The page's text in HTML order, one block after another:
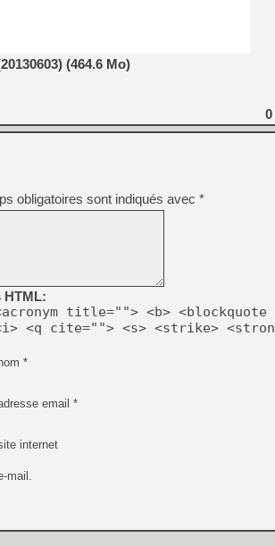
[GK] No More Room in
(464.6 Mo)
0
obligatoires sont indiqués avec *
HTML:
title=""> <b> <blockquote
<q cite=""> <s> <strike>
*
email *
internet
mail.